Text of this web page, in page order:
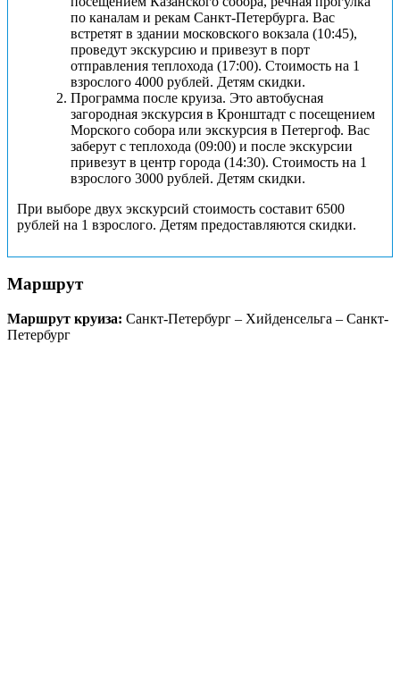
по каналам и рекам Санкт-Петербурга. Вас
встретят в здании московского вокзала (10:45),
проведут экскурсию и привезут в порт
отправления теплохода (17:00). Стоимость на 1
взрослого 4000 рублей. Детям скидки.
Программа после круиза. Это автобусная
загородная экскурсия в Кронштадт с посещением
Морского собора или экскурсия в Петергоф. Вас
заберут с теплохода (09:00) и после экскурсии
привезут в центр города (14:30). Стоимость на 1
взрослого 3000 рублей. Детям скидки.
При выборе двух экскурсий стоимость составит 6500
рублей на 1 взрослого. Детям предоставляются скидки.
Маршрут
Маршрут круиза: Санкт-Петербург – Хийденсельга – Санкт-
Петербург